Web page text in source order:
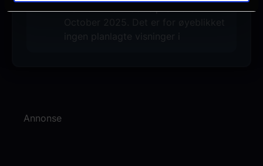
Denne filmen hadde premiere 17.
ingen planlagte visninger i
Annonse